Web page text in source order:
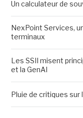
Un calculateur de
NexPoint Services,
terminaux
Les SSII misent
et la GenAI
Pluie de critiques sur